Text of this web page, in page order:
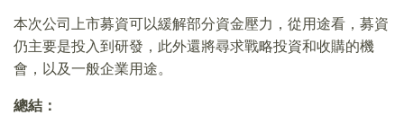
本次公司上市募資可以緩解部分資金壓力，從用途看，募資
仍主要是投入到研發，此外還將尋求戰略投資和收購的機
會，以及一般企業用途。
總結：